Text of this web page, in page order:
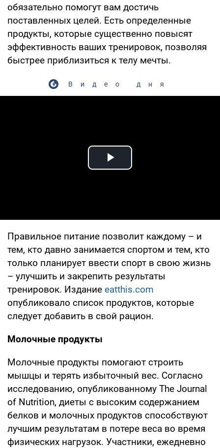
обязательно помогут вам достичь
поставленных целей. Есть определенные
продукты, которые существенно повысят
эффективность ваших тренировок, позволяя
быстрее приблизиться к телу мечты.
Видео дня
Play Video
Правильное питание позволит каждому – и
тем, кто давно занимается спортом и тем, кто
только планирует ввести спорт в свою жизнь
– улучшить и закрепить результаты
тренировок. Издание eatthis.com
опубликовало список продуктов, которые
следует добавить в свой рацион.
Молочные продукты
Молочные продукты помогают строить
мышцы и терять избыточный вес. Согласно
исследованию, опубликованному The Journal
of Nutrition, диеты с высоким содержанием
белков и молочных продуктов способствуют
лучшим результатам в потере веса во время
физических нагрузок. Участники, ежедневно